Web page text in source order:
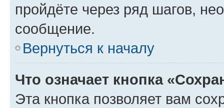
пройдёте через ряд шагов,
сообщение.
Вернуться к началу
Что означает кнопка
Эта кнопка позволяет вам